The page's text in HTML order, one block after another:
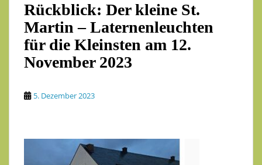
Rückblick: Der kleine St.
Martin – Laternenleuchten
für die Kleinsten am 12.
November 2023
5. Dezember 2023